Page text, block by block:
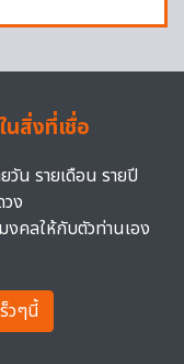
นสิ่งที่เชื่อ
วัน รายเดือน รายปี
ง
งคลให้กับตัวท่านเอง
วๆนี้